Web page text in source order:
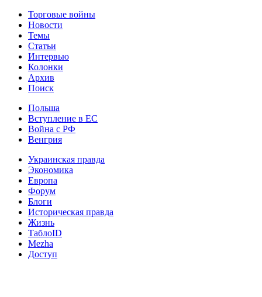
Торговые войны
Новости
Темы
Статьи
Интервью
Колонки
Архив
Поиск
Польша
Вступление в ЕС
Война с РФ
Венгрия
Украинская правда
Экономика
Европа
Форум
Блоги
Историческая правда
Жизнь
ТаблоID
Mezha
Доступ